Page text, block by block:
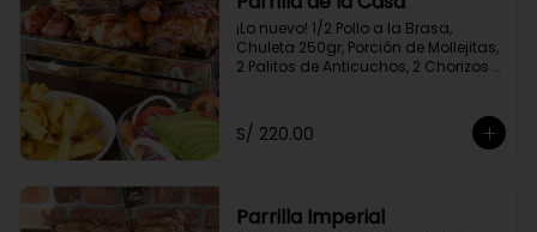
¡Lo nuevo! 1/2 Pollo a la Brasa,
Chuleta 250gr, Porción de Mollejitas,
2 Palitos de Anticuchos, 2 Chorizos
de Papas Amarillas Fritas y
Ensalada Parrillera.
S/ 220.00
Parrilla Imperial